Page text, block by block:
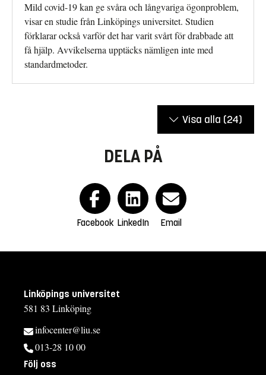
Mild covid-19 kan ge svåra och långvariga ögonproblem,
visar en studie från Linköpings universitet. Studien
förklarar också varför det har varit svårt för drabbade att
få hjälp. Avvikelserna upptäcks nämligen inte med
standardmetoder.
Visa alla (24)
DELA PÅ
Facebook LinkedIn Email
Linköpings universitet
581 83 Linköping
infocenter@liu.se
013-28 10 00
Följ oss